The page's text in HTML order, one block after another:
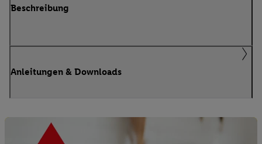
Beschreibung
Anleitungen & Downloads